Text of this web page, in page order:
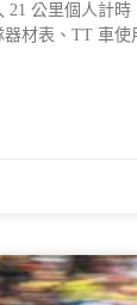
21 公里個人計
材表、TT 車